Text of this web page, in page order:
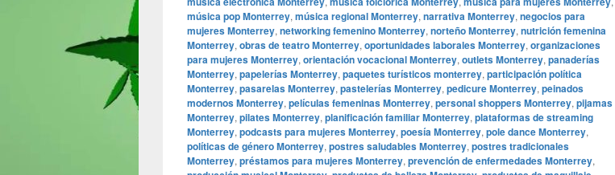
música pop Monterrey, música regional Monterrey, narrativa Monterrey, negocios para
mujeres Monterrey, networking femenino Monterrey, norteño Monterrey, nutrición femenina
Monterrey, obras de teatro Monterrey, oportunidades laborales Monterrey, organizaciones
para mujeres Monterrey, orientación vocacional Monterrey, outlets Monterrey, panaderías
Monterrey, papelerías Monterrey, paquetes turísticos monterrey, participación política
Monterrey, pasarelas Monterrey, pastelerías Monterrey, pedicure Monterrey, peinados
modernos Monterrey, películas femeninas Monterrey, personal shoppers Monterrey, pijamas
Monterrey, pilates Monterrey, planificación familiar Monterrey, plataformas de streaming
Monterrey, podcasts para mujeres Monterrey, poesía Monterrey, pole dance Monterrey,
políticas de género Monterrey, postres saludables Monterrey, postres tradicionales
Monterrey, préstamos para mujeres Monterrey, prevención de enfermedades Monterrey,